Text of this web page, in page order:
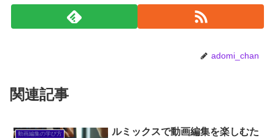
adomi_chan
関連記事
動画編集の学び方
ルミックスで動画編集を楽しむた